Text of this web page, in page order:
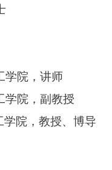
学院，讲师
学院，副教授
院，教授、博导